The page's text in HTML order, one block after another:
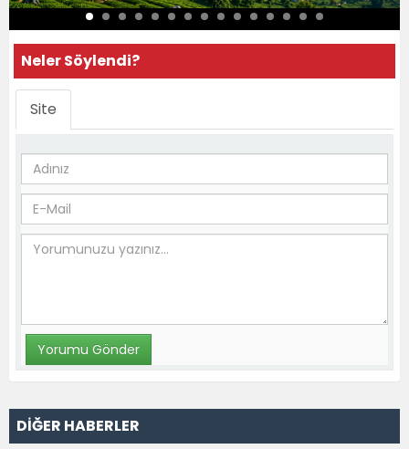
Neler Söylendi?
Site
DİĞER HABERLER